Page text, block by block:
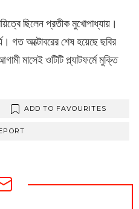
ছিলেন প্রতীক মুখোপাধ্যায়।
গত অক্টোবরের শেষ হয়েছে ছবির
মাসেই ওটিটি প্ল্যাটফর্মে মুক্তি
ADD TO FAVOURITES